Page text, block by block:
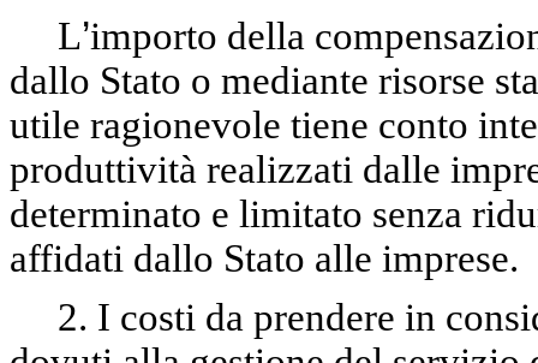
L’importo della
dallo Stato o mediante risorse
utile ragionevole tiene conto
produttività realizzati dalle
determinato e limitato senza
affidati dallo Stato alle imprese.
2. I costi da prendere in